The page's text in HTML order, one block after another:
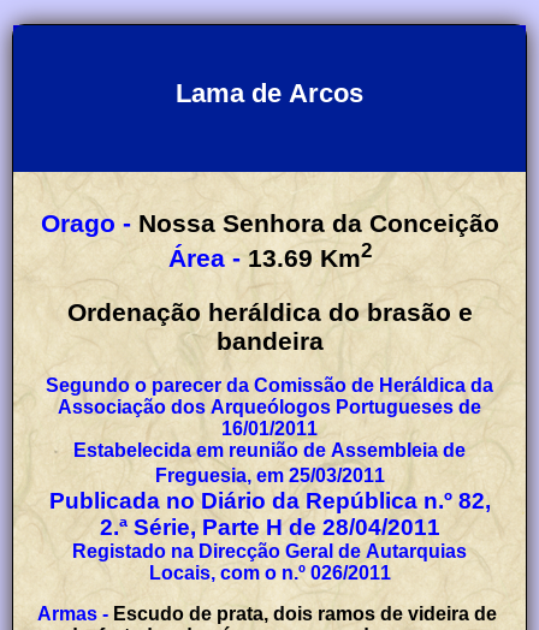
Lama de Arcos
Orago - Nossa Senhora da Conceição
Área - 13.69 Km2
Ordenação heráldica do brasão e
bandeira
Segundo o parecer da Comissão de Heráldica da
Associação dos Arqueólogos Portugueses de
16/01/2011
Estabelecida em reunião de Assembleia de
Freguesia, em 25/03/2011
Publicada no Diário da República n.º 82,
2.ª Série, Parte H de 28/04/2011
Registado na Direcção Geral de Autarquias
Locais, com o n.º 026/2011
Armas - Escudo de prata, dois ramos de videira de